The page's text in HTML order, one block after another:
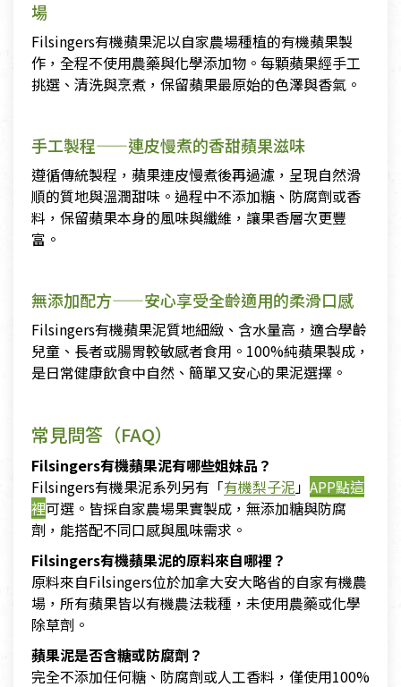
場
Filsingers有機蘋果泥以自家農場種植的有機蘋果製
作，全程不使用農藥與化學添加物。每顆蘋果經手工
挑選、清洗與烹煮，保留蘋果最原始的色澤與香氣。
手工製程——連皮慢煮的香甜蘋果滋味
遵循傳統製程，蘋果連皮慢煮後再過濾，呈現自然滑
順的質地與溫潤甜味。過程中不添加糖、防腐劑或香
料，保留蘋果本身的風味與纖維，讓果香層次更豐
富。
無添加配方——安心享受全齡適用的柔滑口感
Filsingers有機蘋果泥質地細緻、含水量高，適合學齡
兒童、長者或腸胃較敏感者食用。100%純蘋果製成，
是日常健康飲食中自然、簡單又安心的果泥選擇。
常見問答（FAQ）
Filsingers有機蘋果泥有哪些姐妹品？
Filsingers有機果泥系列另有「有機梨子泥」 APP點這
裡可選。皆採自家農場果實製成，無添加糖與防腐
劑，能搭配不同口感與風味需求。
Filsingers有機蘋果泥的原料來自哪裡？
原料來自Filsingers位於加拿大安大略省的自家有機農
場，所有蘋果皆以有機農法栽種，未使用農藥或化學
除草劑。
蘋果泥是否含糖或防腐劑？
完全不添加任何糖、防腐劑或人工香料，僅使用100%